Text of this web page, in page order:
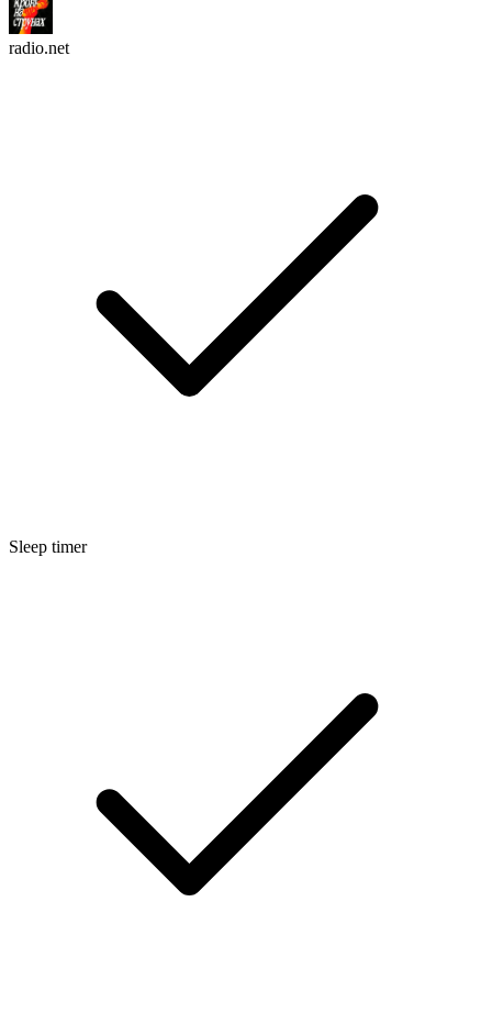
radio.net
Sleep timer